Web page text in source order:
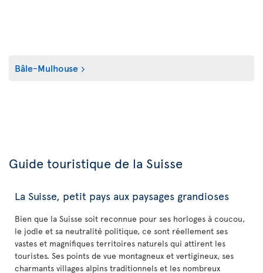
Bâle-Mulhouse
Guide touristique de la Suisse
La Suisse, petit pays aux paysages grandioses
Bien que la Suisse soit reconnue pour ses horloges à coucou,
le jodle et sa neutralité politique, ce sont réellement ses
vastes et magnifiques territoires naturels qui attirent les
touristes. Ses points de vue montagneux et vertigineux, ses
charmants villages alpins traditionnels et les nombreux